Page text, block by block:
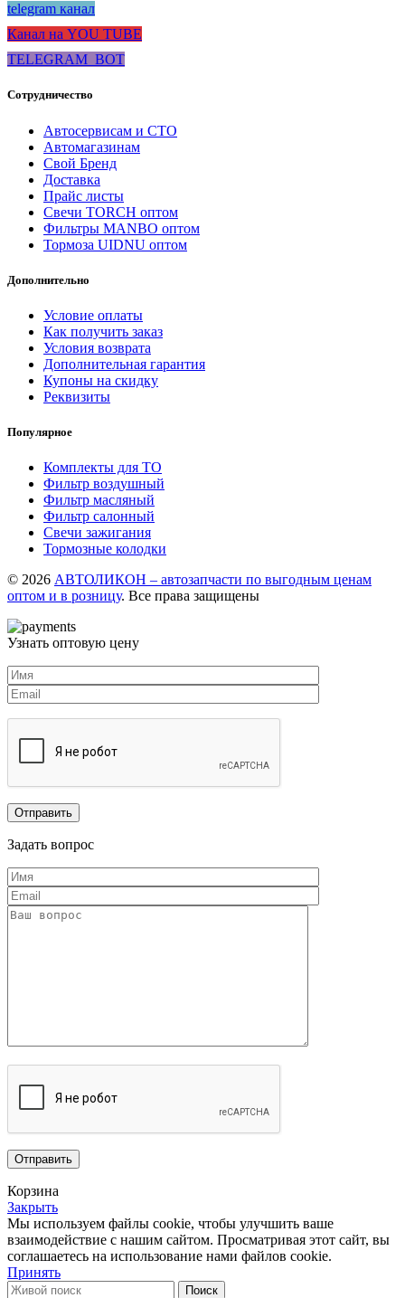
telegram канал
Канал на YOU TUBE
TELEGRAM_BOT
Сотрудничество
Автосервисам и СТО
Автомагазинам
Свой Бренд
Доставка
Прайс листы
Свечи TORCH оптом
Фильтры MANBO оптом
Тормоза UIDNU оптом
Дополнительно
Условие оплаты
Как получить заказ
Условия возврата
Дополнительная гарантия
Купоны на скидку
Реквизиты
Популярное
Комплекты для ТО
Фильтр воздушный
Фильтр масляный
Фильтр салонный
Свечи зажигания
Тормозные колодки
© 2026 АВТОЛИКОН – автозапчасти по выгодным ценам
оптом и в розницу. Все права защищены
Узнать оптовую цену
Задать вопрос
Корзина
Закрыть
Мы используем файлы cookie, чтобы улучшить ваше
взаимодействие с нашим сайтом. Просматривая этот сайт, вы
соглашаетесь на использование нами файлов cookie.
Принять
Поиск